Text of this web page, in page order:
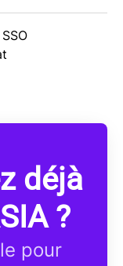
SSO
déjà
?
pour